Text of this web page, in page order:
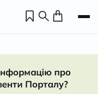
про
Порталу?